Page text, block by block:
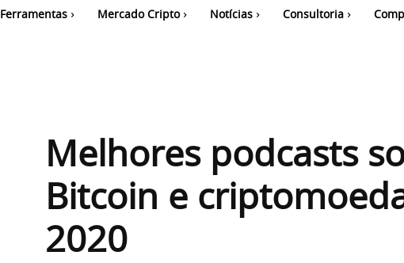
Ferramentas Mercado Cripto Notícias Consultoria
Melhores podcasts
Bitcoin e
2020